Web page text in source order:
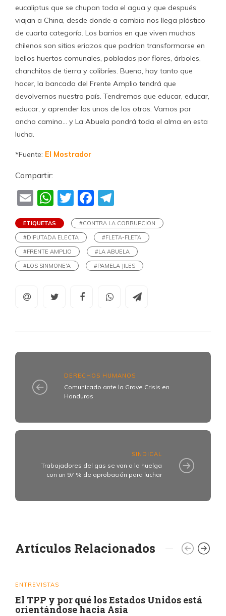
eucaliptus que se chupan toda el agua y que después
viajan a China, desde donde a cambio nos llega plástico
de cuarta categoría. Los barrios en que viven muchos
chilenos son sitios eriazos que podrían transformarse en
bellos huertos comunales, poblados por flores, árboles,
chanchitos de tierra y colibríes. Bueno, hay tanto que
hacer, la bancada del Frente Amplio tendrá que
devolvernos nuestro país. Tendremos que educar, educar,
educar, y aprender los unos de los otros. Vamos por
ancho camino… y La Abuela pondrá toda el alma en esta
lucha.
*Fuente: El Mostrador
Compartir:
EmailWhatsApp
TwitterFacebook
ETIQUETAS
#CONTRA LA CORRUPCION
#DIPUTADA ELECTA
#FLETA-FLETA
#FRENTE AMPLIO
#LA ABUELA
#LOS SINMONE'A
#PAMELA JILES
DERECHOS HUMANOS
Comunicado ante la Grave Crisis en
Honduras
SINDICAL
Trabajadores del gas se van a la huelga
con un 97 % de aprobación para luchar
Artículos Relacionados
ENTREVISTAS
El TPP y por qué los Estados Unidos está
orientándose hacia Asia